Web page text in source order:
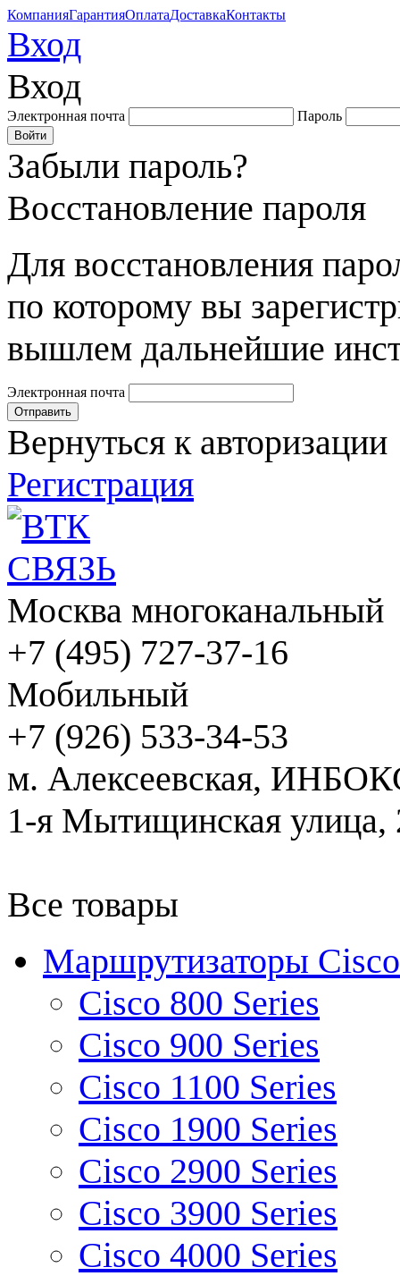
КомпанияГарантияОплатаДоставкаКонтакты
Вход
Вход
Электронная почта Пароль
Забыли пароль?
Восстановление пароля
Для восстановления
по которому вы
вышлем дальнейшие
Электронная почта
Вернуться к авторизации
Регистрация
Москва многоканальный
+7 (495) 727-37-16
Мобильный
+7 (926) 533-34-53
м. Алексеевская,
1-я Мытищинская улица,
Все товары
Маршрутизаторы Cisco
Cisco 800 Series
Cisco 900 Series
Cisco 1100 Series
Cisco 1900 Series
Cisco 2900 Series
Cisco 3900 Series
Cisco 4000 Series